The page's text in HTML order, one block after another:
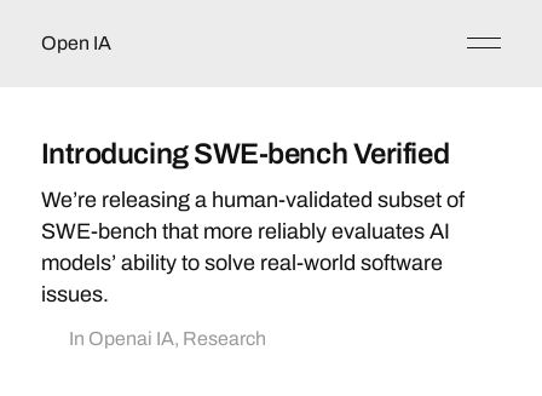
Open IA
Introducing SWE-bench Verified
We’re releasing a human-validated subset of
SWE-bench that more reliably evaluates AI
models’ ability to solve real-world software
issues.
In Openai IA, Research